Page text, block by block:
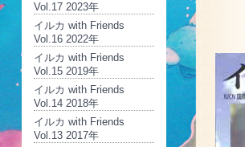
Vol.17 2023年
イルカ with Friends
Vol.16 2022年
イルカ with Friends
Vol.15 2019年
イルカ with Friends
Vol.14 2018年
イルカ with Friends
Vol.13 2017年